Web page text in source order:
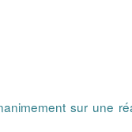
sur une